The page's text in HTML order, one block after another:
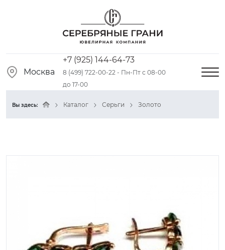
Москва
+7 (925) 144-64-73
8 (499) 722-00-22 - Пн-Пт с 08-00
до 17-00
Вы здесь: Каталог Серьги Золото